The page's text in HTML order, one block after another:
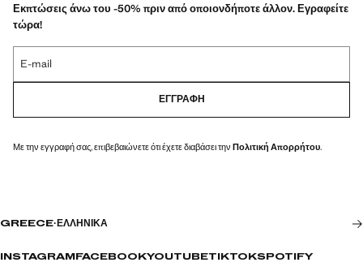
Εκπτώσεις άνω του -50% πριν από οποιονδήποτε άλλον. Εγραφείτε
τώρα!
E-mail
ΕΓΓΡΑΦΉ
Με την εγγραφή σας, επιβεβαιώνετε ότι έχετε διαβάσει την Πολιτική Απορρήτου.
GREECE· ΕΛΛΗΝΙΚΆ
INSTAGRAM FACEBOOKYOUTUBETIKTOKSPOTIFY